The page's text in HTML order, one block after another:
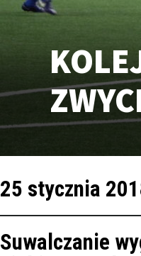
25 stycznia
Suwalczanie